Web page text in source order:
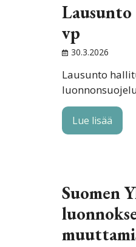
vp
30.3.2026
Lausunto
Lue lisää
Suomen